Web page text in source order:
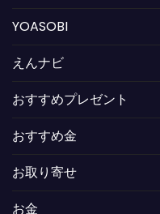
YOASOBI
えんナビ
おすすめプレゼント
おすすめ金
お取り寄せ
お金